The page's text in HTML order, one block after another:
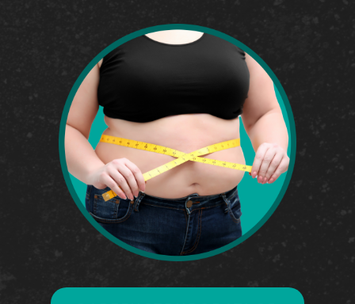
Для профессионалов и экспертов
работающих в направлении
коррекции веса, расстройства
пищевого поведения– фитнес
тренеров, массажистов, психологов,
нутрициологов, диетологов,
йоготерапевтов и других
специалистов, которые хотят
расширить спектр своих услуг,
сделать их более качественными и
эффективными для клиентов.
У каждого из вас наверняка есть
подопечные, которые теряют
мотивацию, перестают работать с
вами, ищут другого специалиста,
сбросить вес, несмотря на все ваши